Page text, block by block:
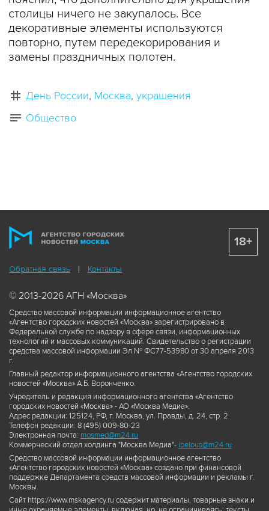
столицы ничего не закупалось. Все
декоративные элементы используются
повторно, путем передекорирования и
замены праздничных полотен.
День России Москва украшения
Общество
Обратная связь Контакты
© 2013-2026 АГН «Москва»
Средство массовой информации информационное агентство
«Агентство городских новостей «Москва» зарегистрировано в
Федеральной службе по надзору в сфере связи, информационных
технологий и массовых коммуникаций. Свидетельство о регистрации
средства массовой информации Эл № ФС77-53980 от 30 апреля 2013
г.
Главный редактор информационного агентства «Агентство городских
новостей «Москва» А.Б. Воронченко.
Учредитель и редакция информационного агентства «Агентство
городских новостей «Москва» - АО «Москва Медиа».
Адрес редакции: 125124, РФ, г. Москва, ул. Правды, д. 24, стр. 2
Телефон редакции: 8 (495) 009-80-23
Электронная почта: mosmed@m24.ru
Коммерческий отдел холдинга "Москва Медиа"- ibelous@m24.ru
Средство массовой информации информационное агентство
«Агентство городских новостей «Москва» создано при финансовой
поддержке Департамента средств массовой информации и рекламы г.
Москвы.
Сайт https://www.mskagency.ru содержит материалы, товарные знаки и
18+